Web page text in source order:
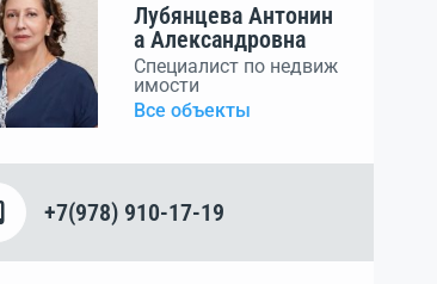
Лубянцева Антонин
а Александровна
Специалист по недвиж
имости
Все объекты
+7(978) 910-17-19